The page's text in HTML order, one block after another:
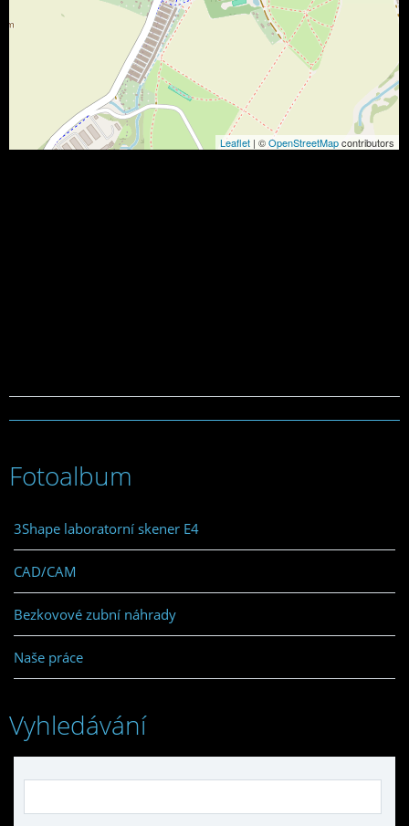
Leaflet | ©OpenStreetMapcontributors
Fotoalbum
3Shape laboratorní skener E4
CAD/CAM
Bezkovové zubní náhrady
Naše práce
Vyhledávání